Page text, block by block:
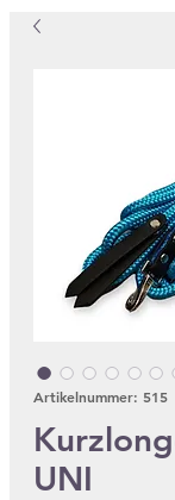
Artikelnummer: 515
UNI